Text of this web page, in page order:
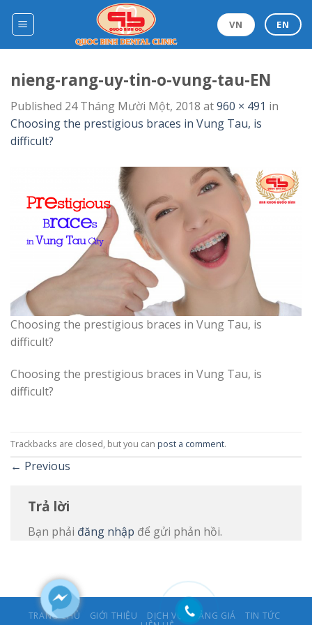
VN EN
nieng-rang-uy-tin-o-vung-tau-EN
Published 24 Tháng Mười Một, 2018 at960 × 491 in
Choosing the prestigious braces in Vung Tau, is
difficult?
Choosing the prestigious braces in Vung Tau, is
difficult?
Choosing the prestigious braces in Vung Tau, is
difficult?
Trackbacks are closed, but you can post a comment.
← Previous
Trả lời
Bạn phải đăng nhập để gửi phản hồi.
TRANG CHỦ GIỚI THIỆU DỊCH VỤ BẢNG GIÁ
TIN TỨC